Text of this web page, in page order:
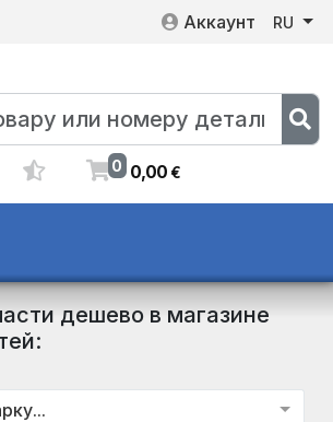
Аккаунт RU
0 0,00€
дешево в магазине